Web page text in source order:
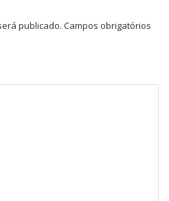
publicado. Campos obrigatórios